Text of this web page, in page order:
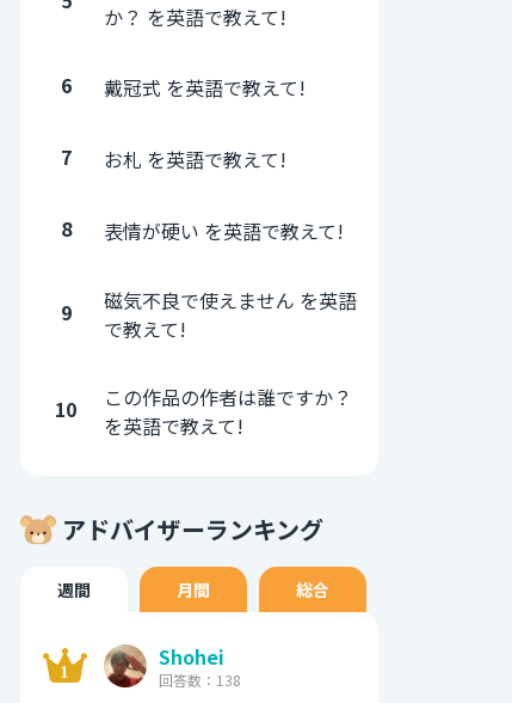
か？ を英語で教えて!
6 戴冠式 を英語で教えて!
7 お札 を英語で教えて!
8 表情が硬い を英語で教えて!
9
磁気不良で使えません を英語
で教えて!
10
この作品の作者は誰ですか？
を英語で教えて!
アドバイザーランキング
週間 月間 総合
Shohei
回答数：138